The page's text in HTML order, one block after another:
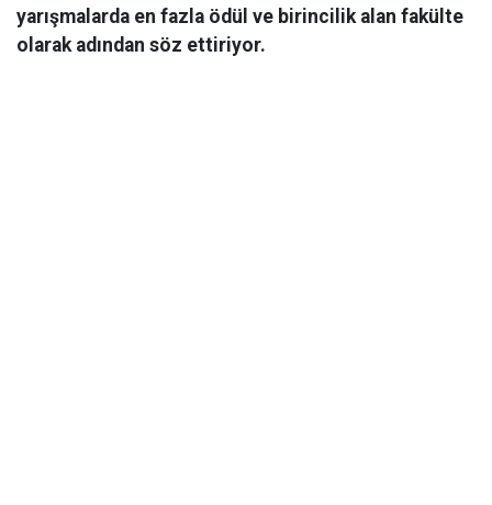
yarışmalarda en fazla ödül ve birincilik alan fakülte
olarak adından söz ettiriyor.